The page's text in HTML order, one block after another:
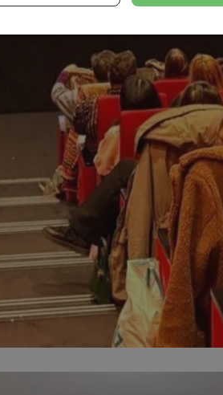
Funkcjonalność
Funkcjonalność
funkcji strony internetowej, takich jak
można prawidłowo korzystać ze strony internetowej.
Okres
przechowywania
Opis
1 rok
Ten plik cookie przechowuje
Ten plik cookie przechowuje
1 rok
Ten plik cookie przechowuje
Ten plik cookie przechowuje
zgodzie użytkownika oraz
dotyczących prywatności